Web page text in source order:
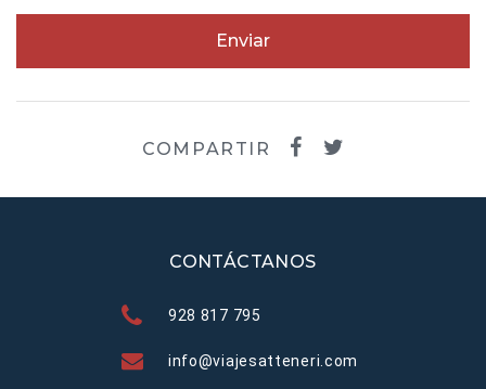
Enviar
COMPARTIR
CONTÁCTANOS
928 817 795
info@viajesatteneri.com